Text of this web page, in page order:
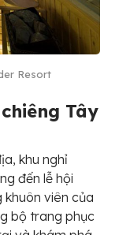
Resort
Tây
khu nghỉ
đến lễ hội
viên của
bộ trang phục